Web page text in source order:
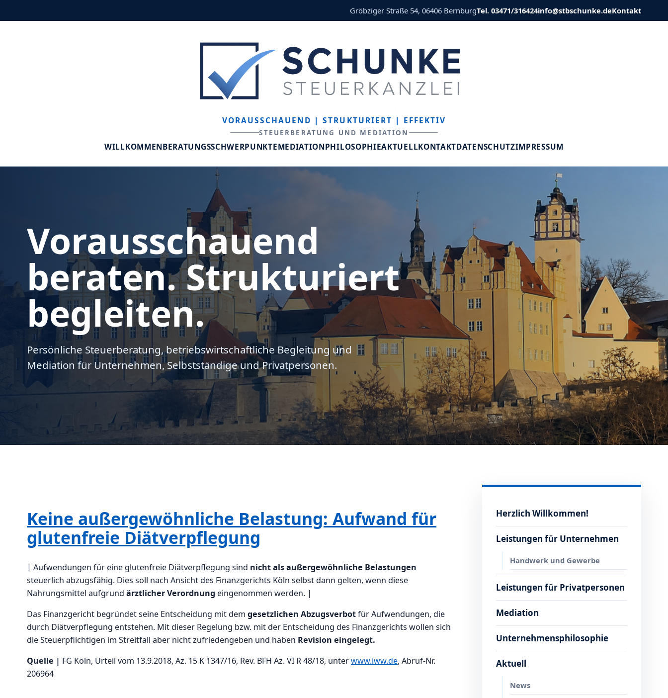
Gröbziger Straße 54, 06406 BernburgTel. 03471/316424info@stbschunke.deKontakt
VORAUSSCHAUEND | STRUKTURIERT | EFFEKTIV
STEUERBERATUNG UND MEDIATION
WILLKOMMENBERATUNGSSCHWERPUNKTEMEDIATIONPHILOSOPHIEAKTUELLKONTAKTDATENSCHUTZIMPRESSUM
Vorausschauend
beraten. Strukturiert
begleiten.
Persönliche Steuerberatung, betriebswirtschaftliche Begleitung und
Mediation für Unternehmen, Selbstständige und Privatpersonen.
Keine außergewöhnliche Belastung: Aufwand für
glutenfreie Diätverpflegung
| Aufwendungen für eine glutenfreie Diätverpflegung sind nicht als außergewöhnliche Belastungen
steuerlich abzugsfähig. Dies soll nach Ansicht des Finanzgerichts Köln selbst dann gelten, wenn diese
Nahrungsmittel aufgrund ärztlicher Verordnung eingenommen werden. |
Das Finanzgericht begründet seine Entscheidung mit dem gesetzlichen Abzugsverbotfür Aufwendungen, die
durch Diätverpflegung entstehen. Mit dieser Regelung bzw. mit der Entscheidung des Finanzgerichts wollen sich
die Steuerpflichtigen im Streitfall aber nicht zufriedengeben und haben Revision eingelegt.
Quelle | FG Köln, Urteil vom 13.9.2018, Az. 15 K 1347/16, Rev. BFH Az. VI R 48/18, unterwww.iww.de, Abruf-Nr.
206964
Herzlich Willkommen!
Leistungen für Unternehmen
Handwerk und Gewerbe
Leistungen für Privatpersonen
Mediation
Unternehmensphilosophie
Aktuell
News